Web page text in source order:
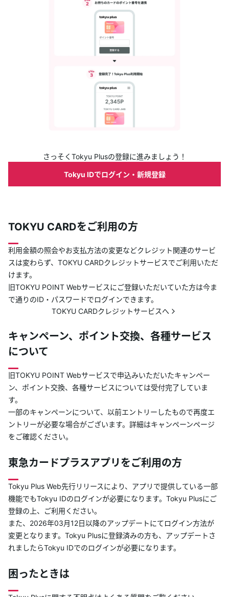
さっそくTokyu Plusの登録に進みましょう！
Tokyu IDでログイン・新規登録
TOKYU CARDをご利用の方
利用金額の照会やお支払方法の変更などクレジット関連のサービ
スは変わらず、TOKYU CARDクレジットサービスでご利用いただ
けます。
旧TOKYU POINT Webサービスにご登録いただいていた方は今ま
で通りのID・パスワードでログインできます。
TOKYU CARDクレジットサービスへ
キャンペーン、ポイント交換、各種サービス
について
旧TOKYU POINT Webサービスで申込みいただいたキャンペー
ン、ポイント交換、各種サービスについては受付完了していま
す。
一部のキャンペーンについて、以前エントリーしたもので再度エ
ントリーが必要な場合がございます。詳細はキャンペーンページ
をご確認ください。
東急カードプラスアプリをご利用の方
Tokyu Plus Web先行リリースにより、アプリで提供している一部
機能でもTokyu IDのログインが必要になります。Tokyu Plusにご
登録の上、ご利用ください。
また、2026年03月12日以降のアップデートにてログイン方法が
変更となります。Tokyu Plusに登録済みの方も、アップデートさ
れましたらTokyu IDでのログインが必要になります。
困ったときは